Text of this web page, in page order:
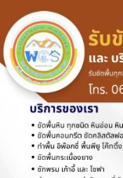
to
content